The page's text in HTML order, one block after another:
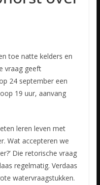
toe natte kelders en
vraag geeft
24 september een
19 uur, aanvang
leren leven met
Wat accepteren we
Die retorische vraag
regelmatig. Verdaas
watervraagstukken.